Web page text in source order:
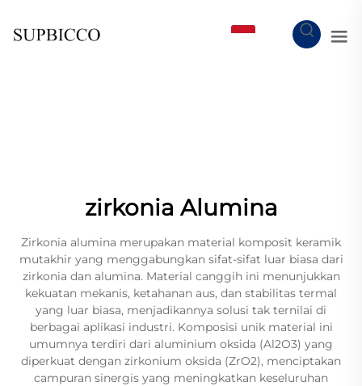
zirkonia Alumina
Zirkonia alumina merupakan material komposit keramik
mutakhir yang menggabungkan sifat-sifat luar biasa dari
zirkonia dan alumina. Material canggih ini menunjukkan
kekuatan mekanis, ketahanan aus, dan stabilitas termal
yang luar biasa, menjadikannya solusi tak ternilai di
berbagai aplikasi industri. Komposisi unik material ini
umumnya terdiri dari aluminium oksida (Al2O3) yang
diperkuat dengan zirkonium oksida (ZrO2), menciptakan
campuran sinergis yang meningkatkan keseluruhan